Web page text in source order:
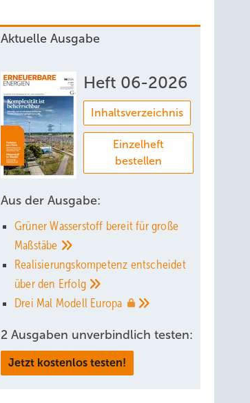
Aktuelle Ausgabe
Heft 06-2026
Inhaltsverzeichnis
Einzelheft
bestellen
Aus der Ausgabe:
Grüner Wasserstoff bereit für große
Maßstäbe
Realisierungskompetenz entscheidet
über den Erfolg
Drei Mal Modell Europa
2 Ausgaben unverbindlich testen:
Jetzt kostenlos testen!